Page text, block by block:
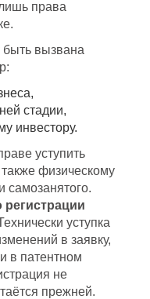
права
быть вызвана
стадии,
инвестору.
уступить
физическому
самозанятого.
уступка
в заявку,
в патентном
не
прежней.